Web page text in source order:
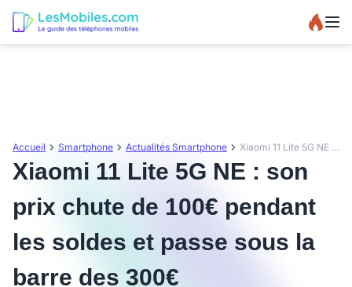
Accueil Smartphone Actualités Smartphone Xiaomi 11 Lite 5G NE : son prix chute de 100€ pendant les soldes et passe sous la barre des 300€
Xiaomi 11 Lite 5G NE : son
prix chute de 100€ pendant
les soldes et passe sous la
barre des 300€